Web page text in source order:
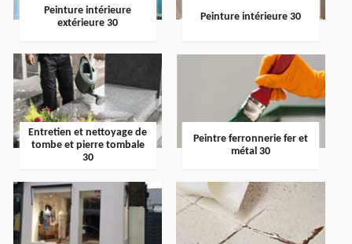
Peinture intérieure
extérieure 30
Peinture intérieure 30
Entretien et nettoyage de
tombe et pierre tombale
30
Peintre ferronnerie fer et
métal 30